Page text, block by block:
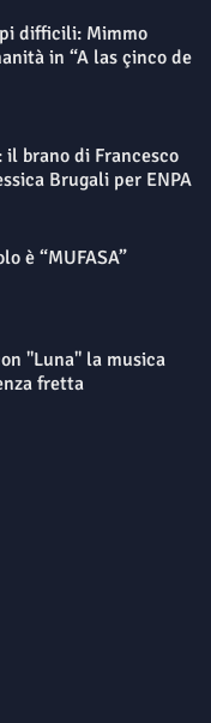
difficili: Mimmo
in “A las çinco de
brano di Francesco
Brugali per ENPA
è “MUFASA”
"Luna" la musica
fretta